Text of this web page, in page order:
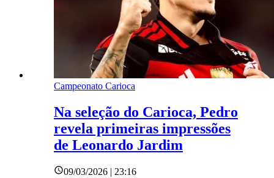
Campeonato Carioca
Na seleção do Carioca, Pedro
revela primeiras impressões
de Leonardo Jardim
09/03/2026 | 23:16